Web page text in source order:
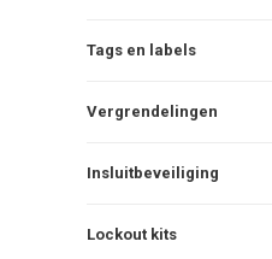
Tags en labels
Vergrendelingen
Insluitbeveiliging
Lockout kits